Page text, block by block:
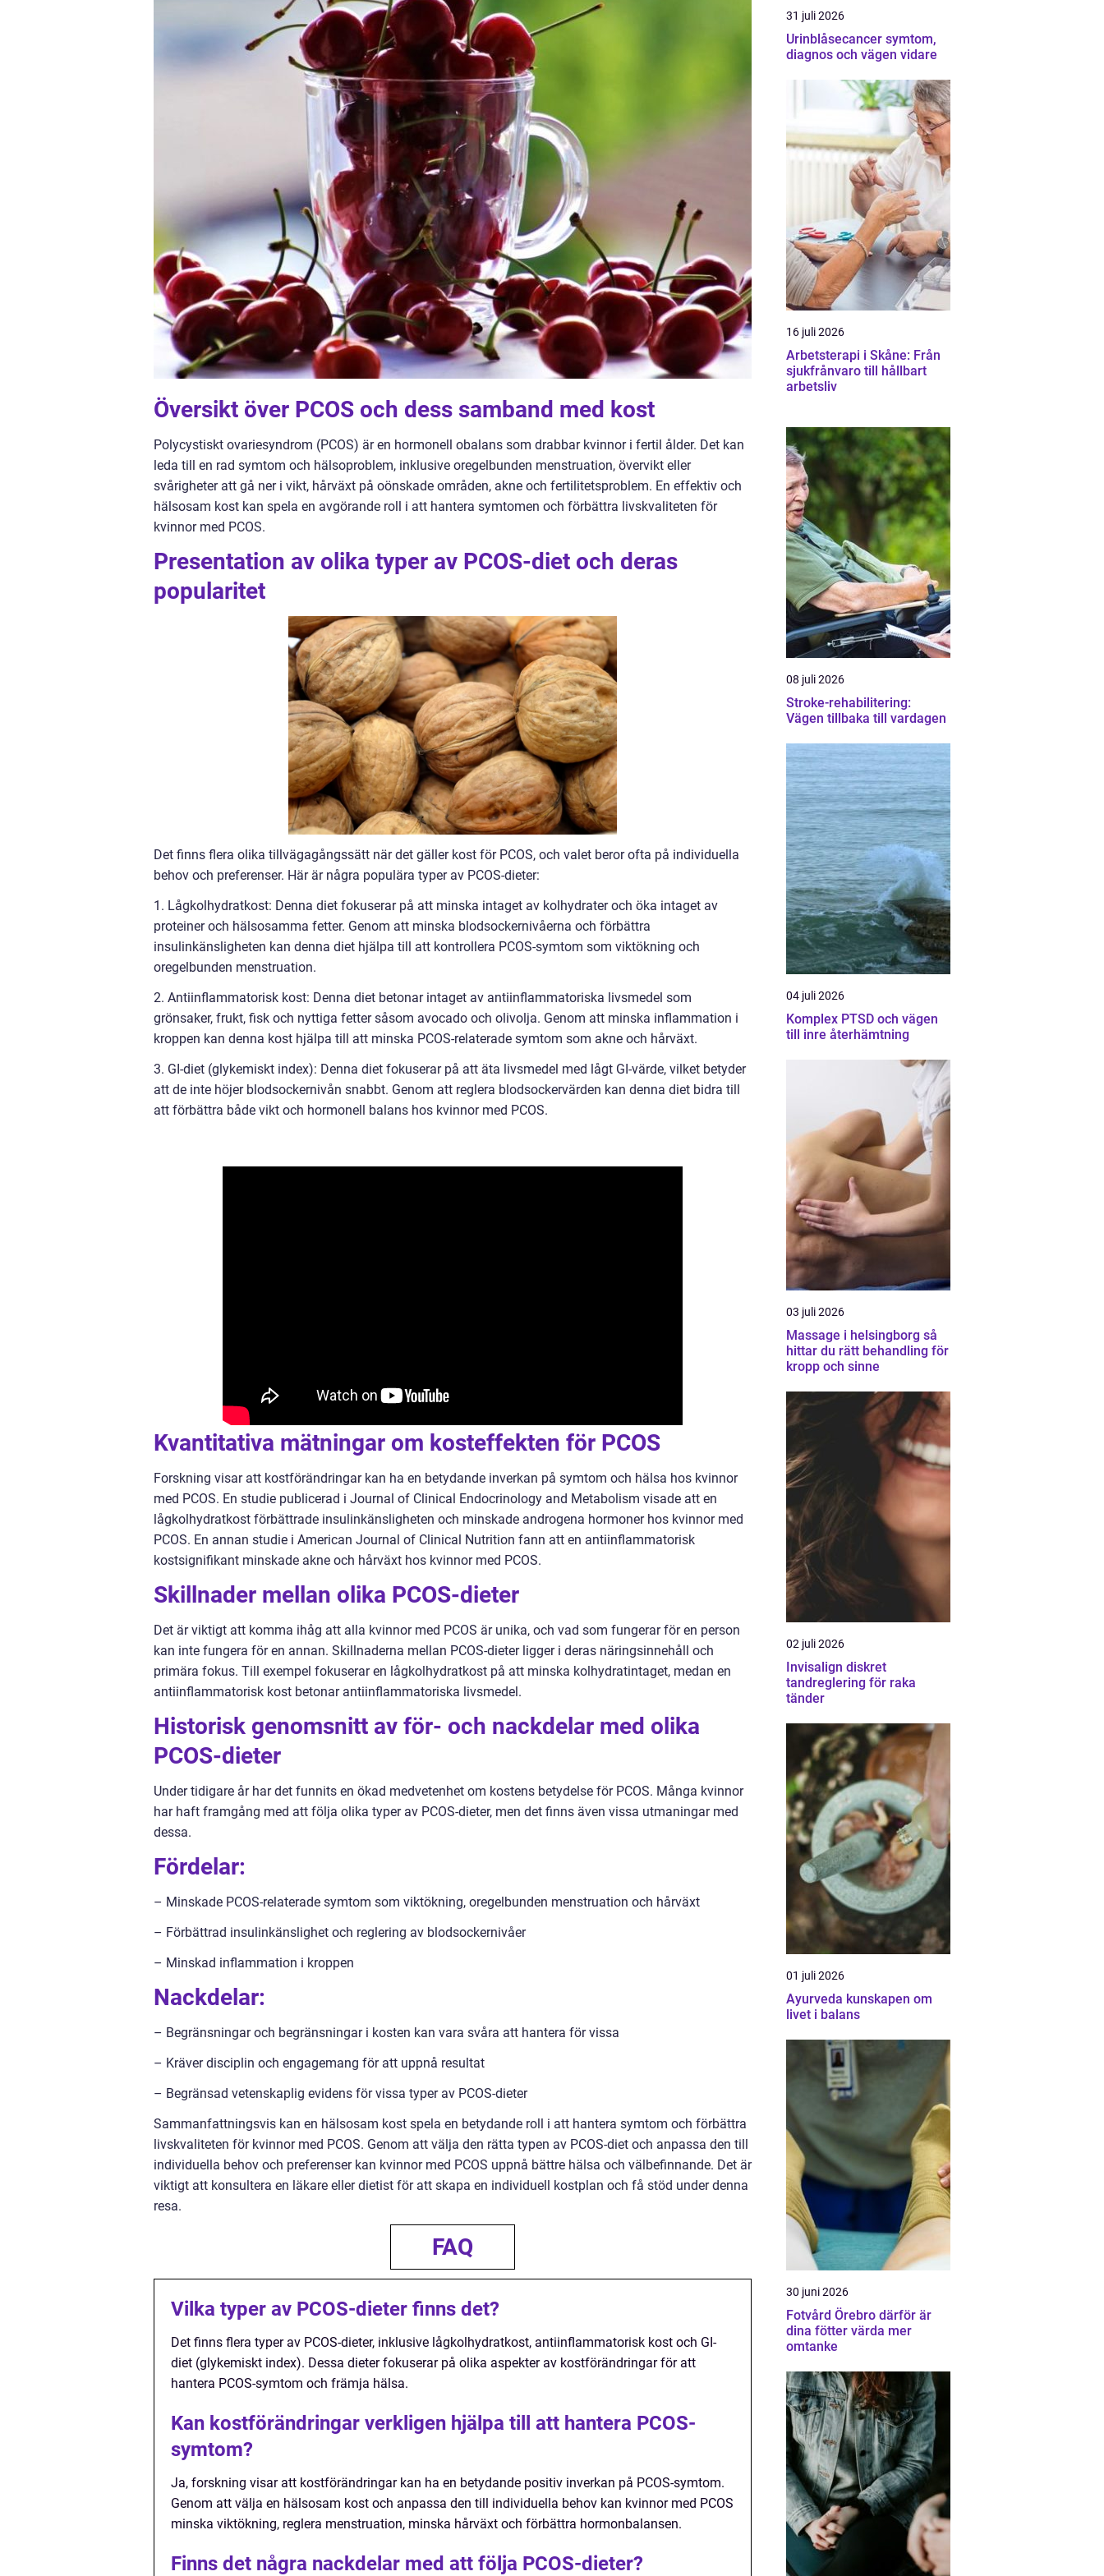
Översikt över PCOS och dess samband med kost
Polycystiskt ovariesyndrom (PCOS) är en hormonell obalans som drabbar kvinnor i fertil ålder. Det kan
leda till en rad symtom och hälsoproblem, inklusive oregelbunden menstruation, övervikt eller
svårigheter att gå ner i vikt, hårväxt på oönskade områden, akne och fertilitetsproblem. En effektiv och
hälsosam kost kan spela en avgörande roll i att hantera symtomen och förbättra livskvaliteten för
kvinnor med PCOS.
Presentation av olika typer av PCOS-diet och deras
popularitet
Det finns flera olika tillvägagångssätt när det gäller kost för PCOS, och valet beror ofta på individuella
behov och preferenser. Här är några populära typer av PCOS-dieter:
1. Lågkolhydratkost: Denna diet fokuserar på att minska intaget av kolhydrater och öka intaget av
proteiner och hälsosamma fetter. Genom att minska blodsockernivåerna och förbättra
insulinkänsligheten kan denna diet hjälpa till att kontrollera PCOS-symtom som viktökning och
oregelbunden menstruation.
2. Antiinflammatorisk kost: Denna diet betonar intaget av antiinflammatoriska livsmedel som
grönsaker, frukt, fisk och nyttiga fetter såsom avocado och olivolja. Genom att minska inflammation i
kroppen kan denna kost hjälpa till att minska PCOS-relaterade symtom som akne och hårväxt.
3. GI-diet (glykemiskt index): Denna diet fokuserar på att äta livsmedel med lågt GI-värde, vilket betyder
att de inte höjer blodsockernivån snabbt. Genom att reglera blodsockervärden kan denna diet bidra till
att förbättra både vikt och hormonell balans hos kvinnor med PCOS.
Kvantitativa mätningar om kosteffekten för PCOS
Forskning visar att kostförändringar kan ha en betydande inverkan på symtom och hälsa hos kvinnor
med PCOS. En studie publicerad i Journal of Clinical Endocrinology and Metabolism visade att en
lågkolhydratkost förbättrade insulinkänsligheten och minskade androgena hormoner hos kvinnor med
PCOS. En annan studie i American Journal of Clinical Nutrition fann att en antiinflammatorisk
kostsignifikant minskade akne och hårväxt hos kvinnor med PCOS.
Skillnader mellan olika PCOS-dieter
Det är viktigt att komma ihåg att alla kvinnor med PCOS är unika, och vad som fungerar för en person
kan inte fungera för en annan. Skillnaderna mellan PCOS-dieter ligger i deras näringsinnehåll och
primära fokus. Till exempel fokuserar en lågkolhydratkost på att minska kolhydratintaget, medan en
antiinflammatorisk kost betonar antiinflammatoriska livsmedel.
Historisk genomsnitt av för- och nackdelar med olika
PCOS-dieter
Under tidigare år har det funnits en ökad medvetenhet om kostens betydelse för PCOS. Många kvinnor
har haft framgång med att följa olika typer av PCOS-dieter, men det finns även vissa utmaningar med
dessa.
Fördelar:
– Minskade PCOS-relaterade symtom som viktökning, oregelbunden menstruation och hårväxt
– Förbättrad insulinkänslighet och reglering av blodsockernivåer
– Minskad inflammation i kroppen
Nackdelar:
– Begränsningar och begränsningar i kosten kan vara svåra att hantera för vissa
– Kräver disciplin och engagemang för att uppnå resultat
– Begränsad vetenskaplig evidens för vissa typer av PCOS-dieter
Sammanfattningsvis kan en hälsosam kost spela en betydande roll i att hantera symtom och förbättra
livskvaliteten för kvinnor med PCOS. Genom att välja den rätta typen av PCOS-diet och anpassa den till
individuella behov och preferenser kan kvinnor med PCOS uppnå bättre hälsa och välbefinnande. Det är
viktigt att konsultera en läkare eller dietist för att skapa en individuell kostplan och få stöd under denna
resa.
FAQ
Vilka typer av PCOS-dieter finns det?
Det finns flera typer av PCOS-dieter, inklusive lågkolhydratkost, antiinflammatorisk kost och GI-
diet (glykemiskt index). Dessa dieter fokuserar på olika aspekter av kostförändringar för att
hantera PCOS-symtom och främja hälsa.
Kan kostförändringar verkligen hjälpa till att hantera PCOS-
symtom?
Ja, forskning visar att kostförändringar kan ha en betydande positiv inverkan på PCOS-symtom.
Genom att välja en hälsosam kost och anpassa den till individuella behov kan kvinnor med PCOS
minska viktökning, reglera menstruation, minska hårväxt och förbättra hormonbalansen.
Finns det några nackdelar med att följa PCOS-dieter?
31 juli 2026
Urinblåsecancer symtom,
diagnos och vägen vidare
16 juli 2026
Arbetsterapi i Skåne: Från
sjukfrånvaro till hållbart
arbetsliv
08 juli 2026
Stroke-rehabilitering:
Vägen tillbaka till vardagen
04 juli 2026
Komplex PTSD och vägen
till inre återhämtning
03 juli 2026
Massage i helsingborg så
hittar du rätt behandling för
kropp och sinne
02 juli 2026
Invisalign diskret
tandreglering för raka
tänder
01 juli 2026
Ayurveda kunskapen om
livet i balans
30 juni 2026
Fotvård Örebro därför är
dina fötter värda mer
omtanke